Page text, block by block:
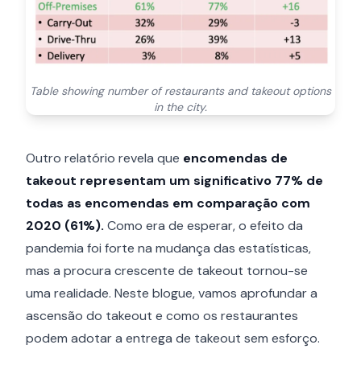
Table showing number of restaurants and takeout options
in the city.
Outro relatório revela que encomendas de
takeout representam um significativo 77% de
todas as encomendas em comparação com
2020 (61%). Como era de esperar, o efeito da
pandemia foi forte na mudança das estatísticas,
mas a procura crescente de takeout tornou-se
uma realidade. Neste blogue, vamos aprofundar a
ascensão do takeout e como os restaurantes
podem adotar a entrega de takeout sem esforço.